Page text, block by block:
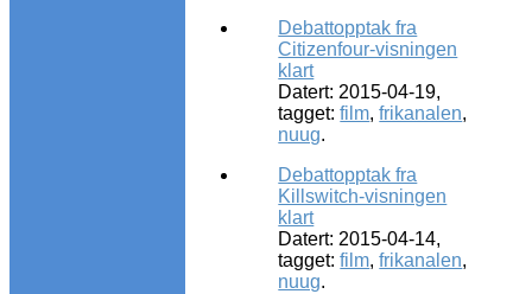
Debattopptak fra
Citizenfour-visningen
klart
Datert: 2015-04-19,
tagget:film,frikanalen,
nuug.
Debattopptak fra
Killswitch-visningen
klart
Datert: 2015-04-14,
tagget:film,frikanalen,
nuug.